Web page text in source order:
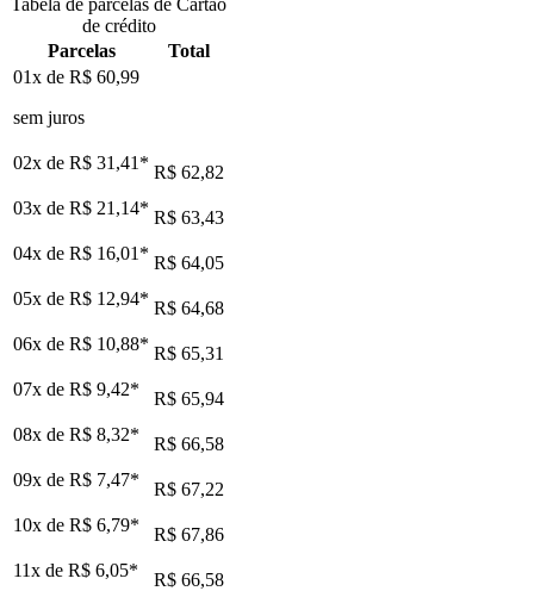
de crédito
Parcelas
Total
01x de R$ 60,99
sem juros
02x de R$ 31,41 * R$ 62,82
03x de R$ 21,14* R$ 63,43
04x de R$ 16,01 * R$ 64,05
05x de R$ 12,94* R$ 64,68
06x de R$ 10,88* R$ 65,31
07x de R$ 9,42*
R$ 65,94
08x de R$ 8,32*
R$ 66,58
09x de R$ 7,47*
R$ 67,22
10x de R$ 6,79*
R$ 67,86
11x de R$ 6,05*
R$ 66,58